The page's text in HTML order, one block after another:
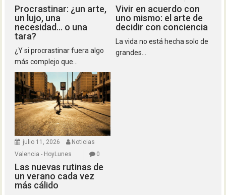
Procrastinar: ¿un arte,
un lujo, una
necesidad… o una
tara?
¿Y si procrastinar fuera algo
más complejo que...
Vivir en acuerdo con
uno mismo: el arte de
decidir con conciencia
La vida no está hecha solo de
grandes...
julio 11, 2026
Noticias
Valencia - HoyLunes
0
Las nuevas rutinas de
un verano cada vez
más cálido